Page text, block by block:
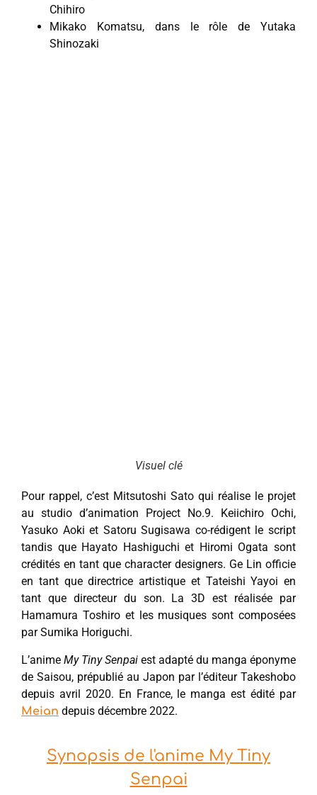
Chihiro
Mikako Komatsu, dans le rôle de Yutaka
Shinozaki
Visuel clé
Pour rappel, c’est Mitsutoshi Sato qui réalise le projet
au studio d’animation Project No.9. Keiichiro Ochi,
Yasuko Aoki et Satoru Sugisawa co-rédigent le script
tandis que Hayato Hashiguchi et Hiromi Ogata sont
crédités en tant que character designers. Ge Lin officie
en tant que directrice artistique et Tateishi Yayoi en
tant que directeur du son. La 3D est réalisée par
Hamamura Toshiro et les musiques sont composées
par Sumika Horiguchi.
L’anime My Tiny Senpai est adapté du manga éponyme
de Saisou, prépublié au Japon par l’éditeur Takeshobo
depuis avril 2020. En France, le manga est édité par
Meian depuis décembre 2022.
Synopsis de l'anime My Tiny
Senpai